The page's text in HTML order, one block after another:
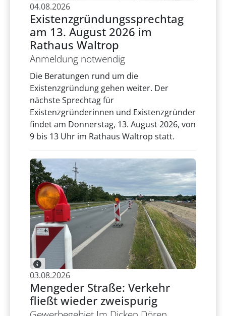
04.08.2026
Existenzgründungssprechtag
am 13. August 2026 im
Rathaus Waltrop
Anmeldung notwendig
Die Beratungen rund um die
Existenzgründung gehen weiter. Der
nächste Sprechtag für
Existenzgründerinnen und Existenzgründer
findet am Donnerstag, 13. August 2026, von
9 bis 13 Uhr im Rathaus Waltrop statt.
03.08.2026
Mengeder Straße: Verkehr
fließt wieder zweispurig